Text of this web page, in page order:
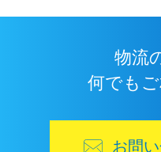
物流
何でも
お問